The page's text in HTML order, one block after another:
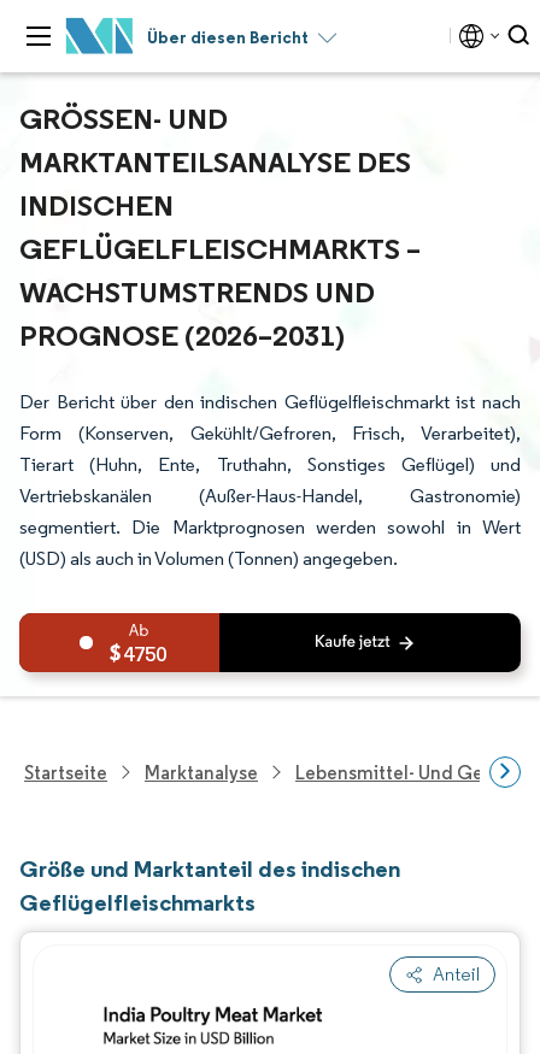
Über diesen Bericht
GRÖSSEN- UND M
ARKTANTEILSANALYSE DES I
NDISCHEN G
EFLÜGELFLEISCHMARKTS – W
ACHSTUMSTRENDS UND P
ROGNOSE (2026–2031)
Der Bericht über den indischen Geflügelfleischmarkt ist nach
Form (Konserven, Gekühlt/Gefroren, Frisch, Verarbeitet),
Tierart (Huhn, Ente, Truthahn, Sonstiges Geflügel) und
Vertriebskanälen (Außer-Haus-Handel, Gastronomie)
segmentiert. Die Marktprognosen werden sowohl in Wert
(USD) als auch in Volumen (Tonnen) angegeben.
4750
Startseite Marktanalyse Lebensmittel- Und
Größe und Marktanteil des indischen
Geflügelfleischmarkts
Anteil